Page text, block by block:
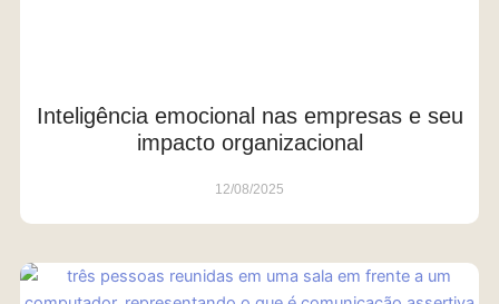
Inteligência emocional nas empresas e seu
impacto organizacional
12/08/2025